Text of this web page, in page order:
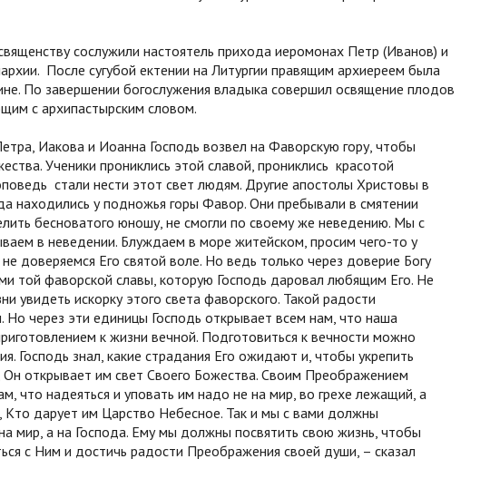
сослужили настоятель прихода иеромонах Петр (Иванов) и
После сугубой ектении на Литургии правящим архиереем была
По завершении богослужения владыка совершил освящение плодов
с архипастырским словом.
Иакова и Иоанна Господь возвел на Фаворскую гору, чтобы
Ученики прониклись этой славой, прониклись красотой
стали нести этот свет людям. Другие апостолы Христовы в
находились у подножья горы Фавор. Они пребывали в смятении
бесноватого юношу, не смогли по своему же неведению. Мы с
в неведении. Блуждаем в море житейском, просим чего-то у
доверяемся Его святой воле. Но ведь только через доверие Богу
той фаворской славы, которую Господь даровал любящим Его. Не
увидеть искорку этого света фаворского. Такой радости
Но через эти единицы Господь открывает всем нам, что наша
к жизни вечной. Подготовиться к вечности можно
Господь знал, какие страдания Его ожидают и, чтобы укрепить
Он открывает им свет Своего Божества. Своим Преображением
что надеяться и уповать им надо не на мир, во грехе лежащий, а
Кто дарует им Царство Небесное. Так и мы с вами должны
мир, а на Господа. Ему мы должны посвятить свою жизнь, чтобы
с Ним и достичь радости Преображения своей души, – сказал